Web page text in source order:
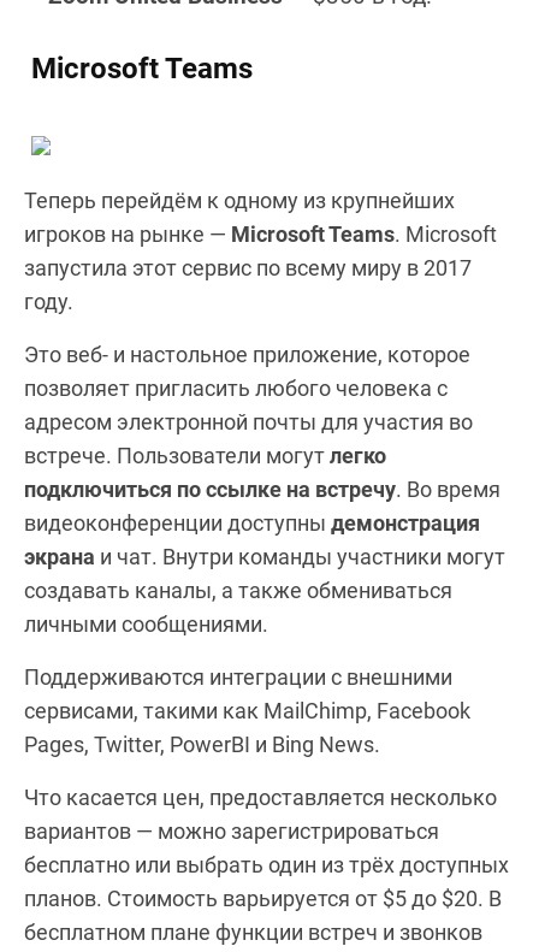
Microsoft Teams
Теперь перейдём к одному из крупнейших
игроков на рынке — Microsoft Teams. Microsoft
запустила этот сервис по всему миру в 2017
году.
Это веб- и настольное приложение, которое
позволяет пригласить любого человека с
адресом электронной почты для участия во
встрече. Пользователи могутлегко
подключиться по ссылке на встречу. Во время
видеоконференции доступны демонстрация
экрана и чат. Внутри команды участники могут
создавать каналы, а также обмениваться
личными сообщениями.
Поддерживаются интеграции с внешними
сервисами, такими как MailChimp, Facebook
Pages, Twitter, PowerBI и Bing News.
Что касается цен, предоставляется несколько
вариантов — можно зарегистрироваться
бесплатно или выбрать один из трёх доступных
планов. Стоимость варьируется от $5 до $20. В
бесплатном плане функции встреч и звонков